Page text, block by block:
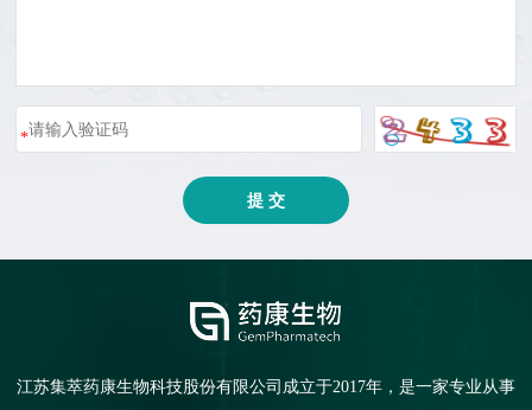
*
提 交
江苏集萃药康生物科技股份有限公司成立于2017年，是一家专业从事